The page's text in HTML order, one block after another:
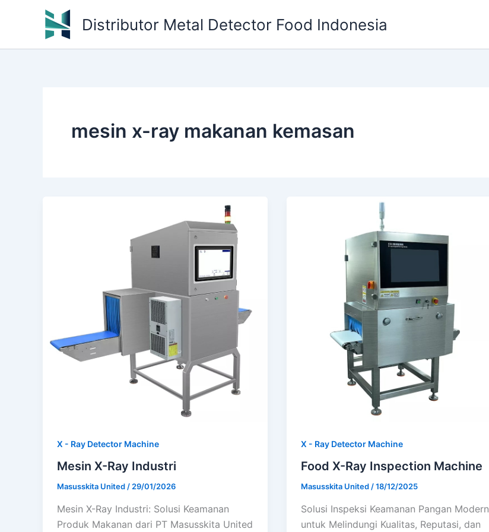
Distributor Metal Detector Food Indonesia
mesin x-ray makanan kemasan
X - Ray Detector Machine
Mesin X-Ray Industri
Masusskita United/29/01/2026
Mesin X-Ray Industri: Solusi Keamanan
Produk Makanan dari PT Masusskita United
X - Ray Detector Machine
Food X-Ray Inspection Machine
Masusskita United/18/12/2025
Solusi Inspeksi Keamanan Pangan Modern
untuk Melindungi Kualitas, Reputasi, dan